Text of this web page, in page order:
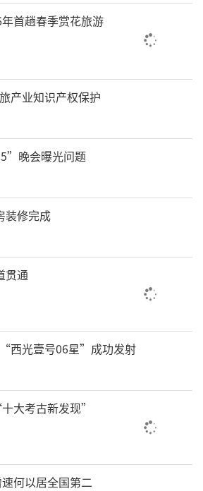
首趟春季赏花旅游
产业知识产权保护
晚会曝光问题
装修完成
贯通
西光壹号06星”成功发射
大考古新发现”
何以居全国第二